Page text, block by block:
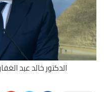
الدكتور خالد عبد